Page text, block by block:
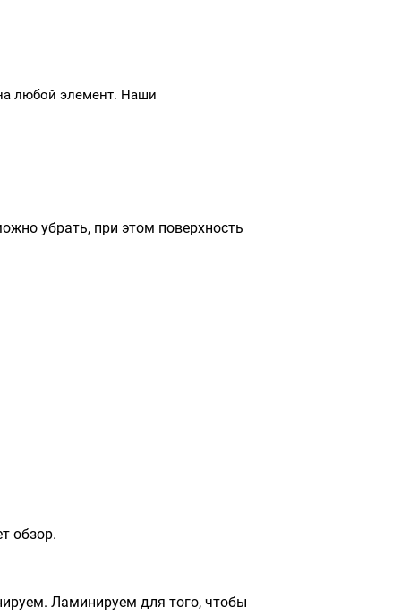
любой элемент. Наши
убрать, при этом поверхность
обзор.
Ламинируем для того, чтобы